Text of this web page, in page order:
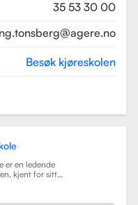
tilbyr også ulike
moduler
Les mer
35 53 30 00
Besøk kjøreskolen
er en ledende
kjent for sitt